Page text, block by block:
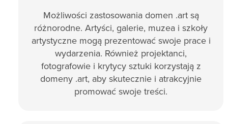
Możliwości zastosowania domen .art są
różnorodne. Artyści, galerie, muzea i szkoły
artystyczne mogą prezentować swoje prace i
wydarzenia. Również projektanci,
fotografowie i krytycy sztuki korzystają z
domeny .art, aby skutecznie i atrakcyjnie
promować swoje treści.